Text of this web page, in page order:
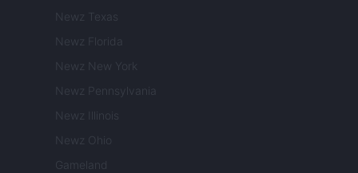
Newz Texas
Newz Florida
Newz New York
Newz Pennsylvania
Newz Illinois
Newz Ohio
Gameland